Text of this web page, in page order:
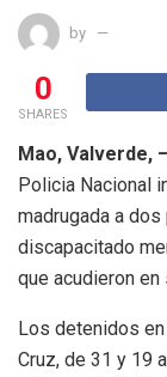
by
0
SHARES
Mao, Valverde, –
Policia Nacional
madrugada a
discapacitado
que acudieron en
Los detenidos
Cruz, de 31 y 19